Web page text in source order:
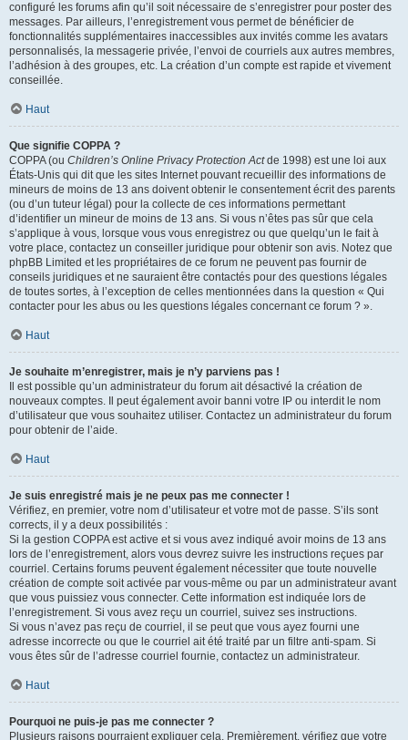
configuré les forums afin qu’il soit nécessaire de s’enregistrer pour poster des
messages. Par ailleurs, l’enregistrement vous permet de bénéficier de
fonctionnalités supplémentaires inaccessibles aux invités comme les avatars
personnalisés, la messagerie privée, l’envoi de courriels aux autres membres,
l’adhésion à des groupes, etc. La création d’un compte est rapide et vivement
conseillée.
Haut
Que signifie COPPA ?
COPPA (ou Children’s Online Privacy Protection Actde 1998) est une loi aux
États-Unis qui dit que les sites Internet pouvant recueillir des informations de
mineurs de moins de 13 ans doivent obtenir le consentement écrit des parents
(ou d’un tuteur légal) pour la collecte de ces informations permettant
d’identifier un mineur de moins de 13 ans. Si vous n’êtes pas sûr que cela
s’applique à vous, lorsque vous vous enregistrez ou que quelqu’un le fait à
votre place, contactez un conseiller juridique pour obtenir son avis. Notez que
phpBB Limited et les propriétaires de ce forum ne peuvent pas fournir de
conseils juridiques et ne sauraient être contactés pour des questions légales
de toutes sortes, à l’exception de celles mentionnées dans la question « Qui
contacter pour les abus ou les questions légales concernant ce forum ? ».
Haut
Je souhaite m’enregistrer, mais je n’y parviens pas !
Il est possible qu’un administrateur du forum ait désactivé la création de
nouveaux comptes. Il peut également avoir banni votre IP ou interdit le nom
d’utilisateur que vous souhaitez utiliser. Contactez un administrateur du forum
pour obtenir de l’aide.
Haut
Je suis enregistré mais je ne peux pas me connecter !
Vérifiez, en premier, votre nom d’utilisateur et votre mot de passe. S’ils sont
corrects, il y a deux possibilités :
Si la gestion COPPA est active et si vous avez indiqué avoir moins de 13 ans
lors de l’enregistrement, alors vous devrez suivre les instructions reçues par
courriel. Certains forums peuvent également nécessiter que toute nouvelle
création de compte soit activée par vous-même ou par un administrateur avant
que vous puissiez vous connecter. Cette information est indiquée lors de
l’enregistrement. Si vous avez reçu un courriel, suivez ses instructions.
Si vous n’avez pas reçu de courriel, il se peut que vous ayez fourni une
adresse incorrecte ou que le courriel ait été traité par un filtre anti-spam. Si
vous êtes sûr de l’adresse courriel fournie, contactez un administrateur.
Haut
Pourquoi ne puis-je pas me connecter ?
Plusieurs raisons pourraient expliquer cela. Premièrement, vérifiez que votre